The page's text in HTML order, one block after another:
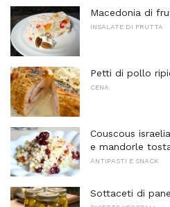
Macedonia di
INSALATE DI FRUTTA
Petti di pollo
CENA
Couscous
e mandorle
ANTIPASTI E SNACK
Sottaceti di